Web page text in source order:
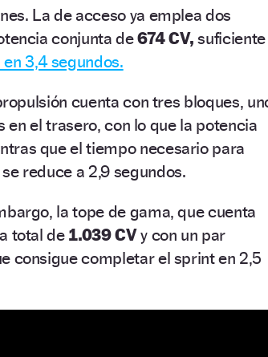
La de acceso ya emplea dos
conjunta de674 CV,suficiente
3,4 segundos.
cuenta con tres bloques,
en el trasero, con lo que la potencia
que el tiempo necesario para
reduce a 2,9 segundos.
la tope de gama, que cuenta
total de1.039 CVy con un par
consigue completar el sprint en 2,5